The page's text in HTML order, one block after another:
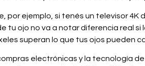
por ejemplo, si tenés un televisor 4K
tu ojo no va a notar diferencia real si
superan lo que tus ojos pueden
electrónicas y la tecnología